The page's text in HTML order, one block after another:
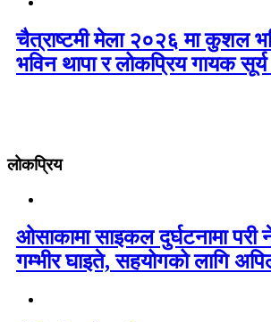
चैत्राष्टमी मेला २०२६ मा कुशल
भविन थापा र लोकप्रिय गायक
लोकप्रिय
ओसाकामा साइकल दुर्घटनामा परी
गम्भीर घाइते, सहयोगको लागि